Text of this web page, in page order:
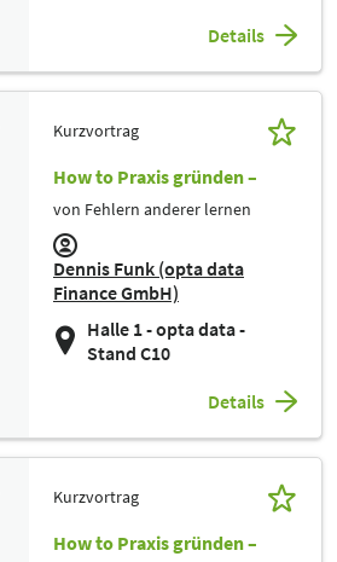
Details
Kurzvortrag
How to Praxis gründen –
von Fehlern anderer lernen
Dennis Funk (opta data
Finance GmbH)
Halle 1 - opta data -
Stand C10
Details
Kurzvortrag
How to Praxis gründen –